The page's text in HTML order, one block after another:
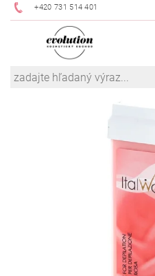
+420 731 514 401